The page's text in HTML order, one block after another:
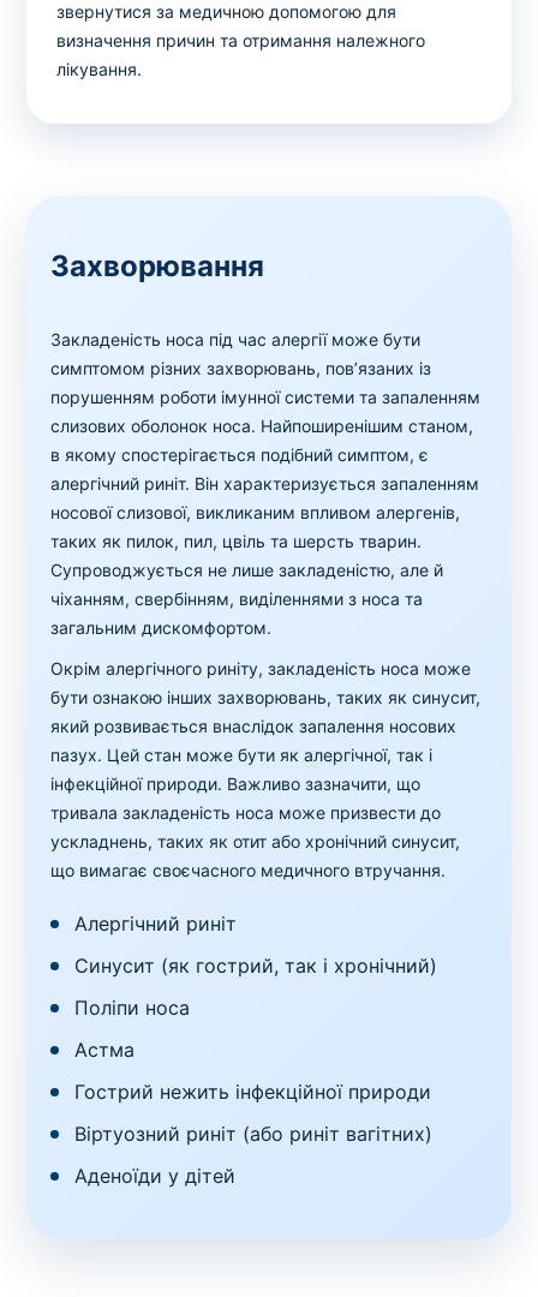
звернутися за медичною допомогою для
визначення причин та отримання належного
лікування.
Захворювання
Закладеність носа під час алергії може бути
симптомом різних захворювань, пов’язаних із
порушенням роботи імунної системи та запаленням
слизових оболонок носа. Найпоширенішим станом,
в якому спостерігається подібний симптом, є
алергічний риніт. Він характеризується запаленням
носової слизової, викликаним впливом алергенів,
таких як пилок, пил, цвіль та шерсть тварин.
Супроводжується не лише закладеністю, але й
чіханням, свербінням, виділеннями з носа та
загальним дискомфортом.
Окрім алергічного риніту, закладеність носа може
бути ознакою інших захворювань, таких як синусит,
який розвивається внаслідок запалення носових
пазух. Цей стан може бути як алергічної, так і
інфекційної природи. Важливо зазначити, що
тривала закладеність носа може призвести до
ускладнень, таких як отит або хронічний синусит,
що вимагає своєчасного медичного втручання.
Алергічний риніт
Синусит (як гострий, так і хронічний)
Поліпи носа
Астма
Гострий нежить інфекційної природи
Віртуозний риніт (або риніт вагітних)
Аденоїди у дітей